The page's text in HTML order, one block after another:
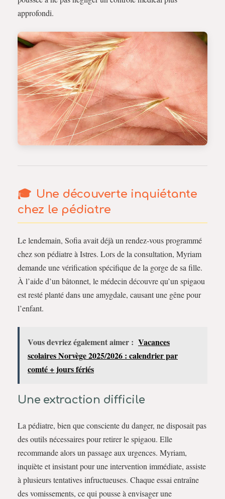
approfondi.
Une découverte inquiétante
chez le pédiatre
Le lendemain, Sofia avait déjà un rendez-vous programmé
chez son pédiatre à Istres. Lors de la consultation, Myriam
demande une vérification spécifique de la gorge de sa fille.
À l’aide d’un bâtonnet, le médecin découvre qu’un spigaou
est resté planté dans une amygdale, causant une gêne pour
l’enfant.
Vous devriez également aimer : Vacances
scolaires Norvège 2025/2026 : calendrier par
comté + jours fériés
Une extraction difficile
La pédiatre, bien que consciente du danger, ne disposait pas
des outils nécessaires pour retirer le spigaou. Elle
recommande alors un passage aux urgences. Myriam,
inquiète et insistant pour une intervention immédiate, assiste
à plusieurs tentatives infructueuses. Chaque essai entraîne
des vomissements, ce qui pousse à envisager une